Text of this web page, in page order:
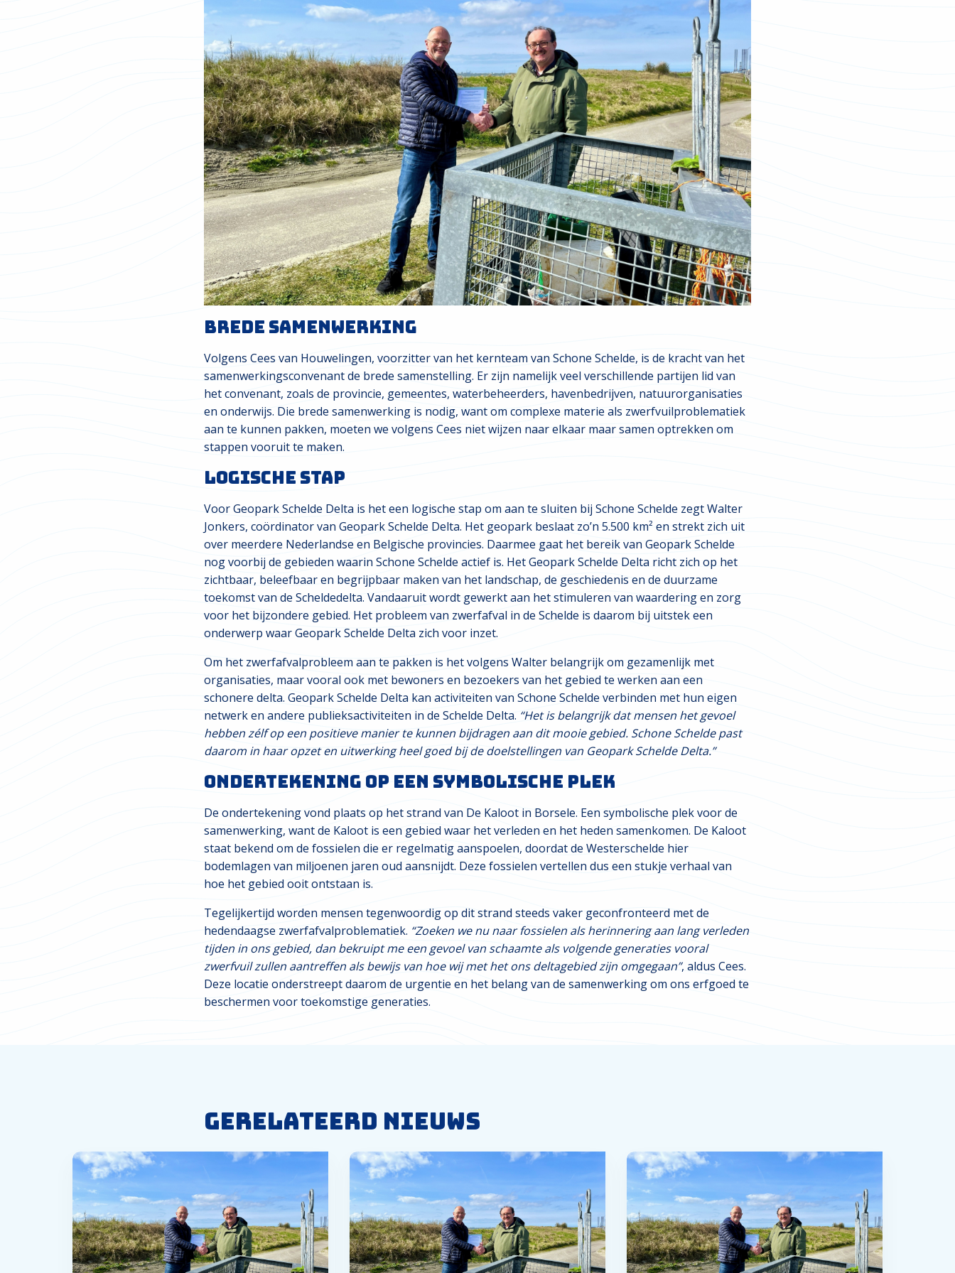
Brede samenwerking
Volgens Cees van Houwelingen, voorzitter van het kernteam van Schone Schelde, is de kracht van het
samenwerkingsconvenant de brede samenstelling. Er zijn namelijk veel verschillende partijen lid van
het convenant, zoals de provincie, gemeentes, waterbeheerders, havenbedrijven, natuurorganisaties
en onderwijs. Die brede samenwerking is nodig, want om complexe materie als zwerfvuilproblematiek
aan te kunnen pakken, moeten we volgens Cees niet wijzen naar elkaar maar samen optrekken om
stappen vooruit te maken.
Logische stap
Voor Geopark Schelde Delta is het een logische stap om aan te sluiten bij Schone Schelde zegt Walter
Jonkers, coördinator van Geopark Schelde Delta. Het geopark beslaat zo’n 5.500 km² en strekt zich uit
over meerdere Nederlandse en Belgische provincies. Daarmee gaat het bereik van Geopark Schelde
nog voorbij de gebieden waarin Schone Schelde actief is. Het Geopark Schelde Delta richt zich op het
zichtbaar, beleefbaar en begrijpbaar maken van het landschap, de geschiedenis en de duurzame
toekomst van de Scheldedelta. Vandaaruit wordt gewerkt aan het stimuleren van waardering en zorg
voor het bijzondere gebied. Het probleem van zwerfafval in de Schelde is daarom bij uitstek een
onderwerp waar Geopark Schelde Delta zich voor inzet.
Om het zwerfafvalprobleem aan te pakken is het volgens Walter belangrijk om gezamenlijk met
organisaties, maar vooral ook met bewoners en bezoekers van het gebied te werken aan een
schonere delta. Geopark Schelde Delta kan activiteiten van Schone Schelde verbinden met hun eigen
netwerk en andere publieksactiviteiten in de Schelde Delta. “Het is belangrijk dat mensen het gevoel
hebben zélf op een positieve manier te kunnen bijdragen aan dit mooie gebied. Schone Schelde past
daarom in haar opzet en uitwerking heel goed bij de doelstellingen van Geopark Schelde Delta.”
Ondertekening op een symbolische plek
De ondertekening vond plaats op het strand van De Kaloot in Borsele. Een symbolische plek voor de
samenwerking, want de Kaloot is een gebied waar het verleden en het heden samenkomen. De Kaloot
staat bekend om de fossielen die er regelmatig aanspoelen, doordat de Westerschelde hier
bodemlagen van miljoenen jaren oud aansnijdt. Deze fossielen vertellen dus een stukje verhaal van
hoe het gebied ooit ontstaan is.
Tegelijkertijd worden mensen tegenwoordig op dit strand steeds vaker geconfronteerd met de
hedendaagse zwerfafvalproblematiek. “Zoeken we nu naar fossielen als herinnering aan lang verleden
tijden in ons gebied, dan bekruipt me een gevoel van schaamte als volgende generaties vooral
zwerfvuil zullen aantreffen als bewijs van hoe wij met het ons deltagebied zijn omgegaan”, aldus Cees.
Deze locatie onderstreept daarom de urgentie en het belang van de samenwerking om ons erfgoed te
beschermen voor toekomstige generaties.
Gerelateerd nieuws